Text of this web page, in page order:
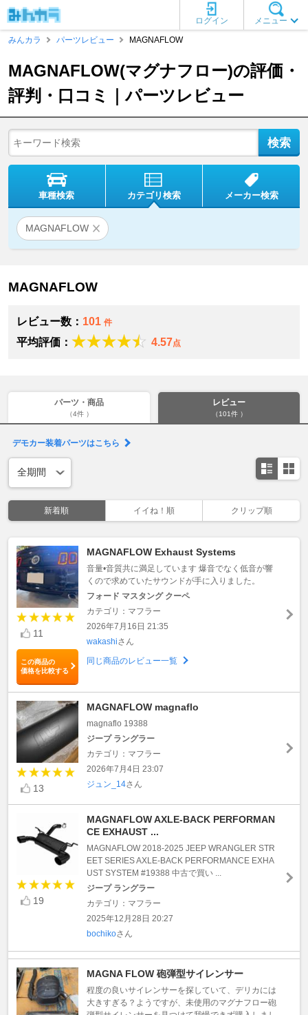
メニュー
ログイン
みんカラ
パーツレビュー MAGNAFLOW
MAGNAFLOW(マグナフロー)の評価・
評判・口コミ｜パーツレビュー
車種検索 カテゴリ検索 メーカー検索
MAGNAFLOW
MAGNAFLOW
レビュー数： 101 件
平均評価： 4.57点
パーツ・商品
（4件 ）
レビュー
（101件 ）
デモカー装着パーツはこちら
新着順 イイね！順 クリップ順
11
この商品の
価格を比較する
MAGNAFLOW Exhaust Systems
音量•音質共に満足しています 爆音でなく低音が響
くので求めていたサウンドが手に入りました。
フォード マスタング クーペ
カテゴリ：マフラー
2026年7月16日 21:35
wakashiさん
同じ商品のレビュー一覧
13
MAGNAFLOW magnaflo
magnaflo 19388
ジープ ラングラー
カテゴリ：マフラー
2026年7月4日 23:07
ジュン_14さん
19
MAGNAFLOW AXLE-BACK PERFORMAN
CE EXHAUST ...
MAGNAFLOW 2018-2025 JEEP WRANGLER STR
EET SERIES AXLE-BACK PERFORMANCE EXHA
UST SYSTEM #19388 中古で買い ...
ジープ ラングラー
カテゴリ：マフラー
2025年12月28日 20:27
bochikoさん
MAGNA FLOW 砲弾型サイレンサー
程度の良いサイレンサーを探していて、デリカには
大きすぎる？ようですが、未使用のマグナフロー砲